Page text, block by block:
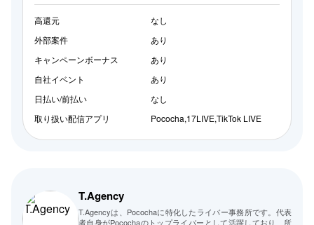
高還元
なし
外部案件
あり
キャンペーンボーナス
あり
自社イベント
あり
日払い/前払い
なし
取り扱い配信アプリ
Pococha,17LIVE,TikTok LIVE
T.Agency
T.Agencyは、Pocochaに特化したライバー事務所です。代表
者自身がPocochaのトップライバーとして活躍しており、所